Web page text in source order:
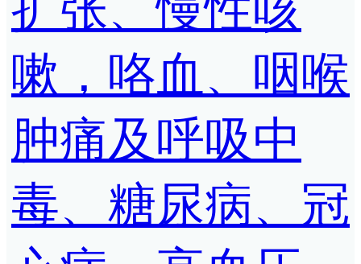
嗽，咯血、咽喉
肿痛及呼吸中
毒、糖尿病、冠